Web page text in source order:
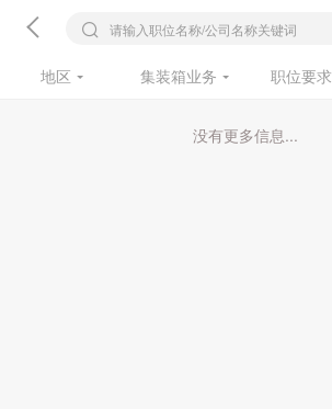
请输入职位名称/公司名称关键词
地区 集装箱业务 职位要求
没有更多信息...